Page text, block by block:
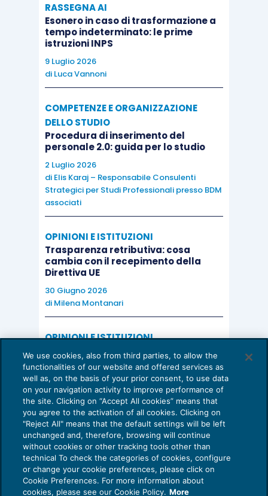
RASSEGNA AI
Esonero in caso di trasformazione a
tempo indeterminato: le prime
istruzioni INPS
9 Luglio 2026
di Luca Vannoni
COMPETENZE E ORGANIZZAZIONE
DELLO STUDIO
Procedura di inserimento del
personale 2.0: guida per lo studio
2 Luglio 2026
di Elis Karaj – Responsabile Consulenti
Strategici per Studi Professionali presso BDM
associati
OPINIONI E ISTITUZIONI
Trasparenza retributiva: cosa
cambia con il recepimento della
Direttiva UE
30 Giugno 2026
di Milena Montanari
OPINIONI E ISTITUZIONI
Valorizzare il potenziale dello Studio:
una riflessione sul futuro della
consulenza del lavoro
15 Giugno 2026
di Milena Montanari
Privacy Policy
We use cookies, also from third parties, to allow the
functionalities of our website and offered services as
well as, on the basis of your prior consent, to use data
on your navigation activity to improve performance of
the site. Clicking on “Accept All cookies” means that
you agree to the activation of all cookies. Clicking on
"Reject All" means that the default settings will be left
unchanged and, therefore, browsing will continue
without cookies or other tracking tools other than
technical To check the categories of cookies, configure
or change your cookie preferences, please click on
Cookie Preferences. For more information about
cookies, please see our Cookie Policy. More